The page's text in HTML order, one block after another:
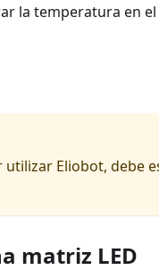
la temperatura en
Eliobot, debe
matriz LED